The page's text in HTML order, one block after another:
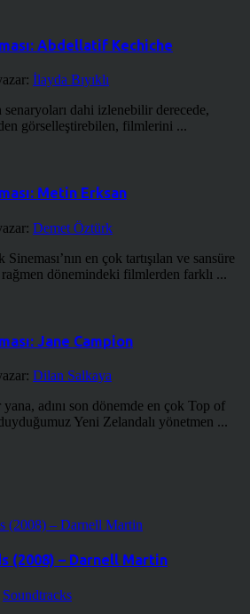
Abdellatif Kechiche
İlayda Bıyıklı
senaryoları dahi izlenebilir derecede,
görselleştirebilen, filmlerini ...
Metin Erksan
Demet Öztürk
en çok tartışılan ve sansüre
dönemindeki filmlerden farklı ...
Jane Campion
Dilan Salkaya
adını son dönemde en çok Top of
Yeni Zelandalı yönetmen ...
(2008) – Darnell Martin
Soundtracks